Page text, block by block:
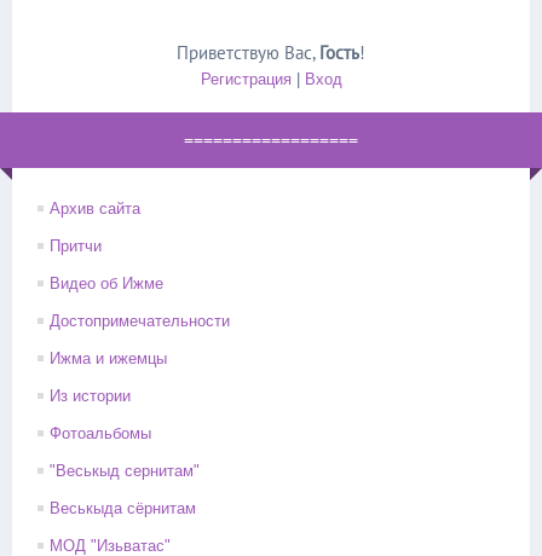
Приветствую Вас, Гость!
Регистрация| Вход
==================
Архив сайта
Притчи
Видео об Ижме
Достопримечательности
Ижма и ижемцы
Из истории
Фотоальбомы
"Веськыд сернитам"
Веськыда сёрнитам
МОД "Изьватас"